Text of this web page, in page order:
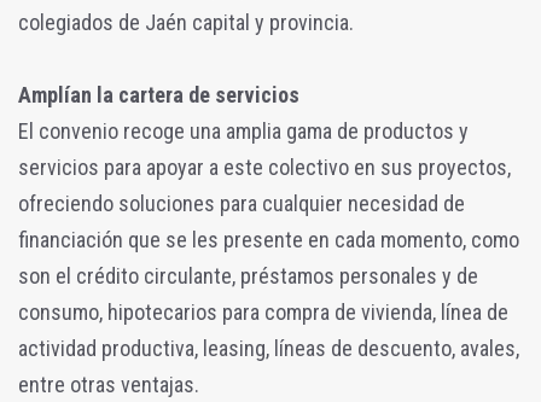
colegiados de Jaén capital y provincia.
Amplían la cartera de servicios
El convenio recoge una amplia gama de productos y
servicios para apoyar a este colectivo en sus proyectos,
ofreciendo soluciones para cualquier necesidad de
financiación que se les presente en cada momento, como
son el crédito circulante, préstamos personales y de
consumo, hipotecarios para compra de vivienda, línea de
actividad productiva, leasing, líneas de descuento, avales,
entre otras ventajas.